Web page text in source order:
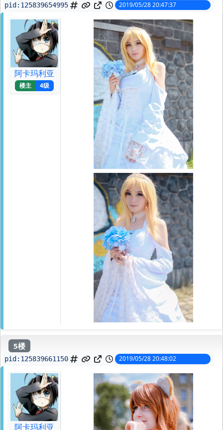
pid: 125839654995 2019/05/28 20:47:37
阿卡玛利亚
楼主 4级
5楼
pid: 125839661150 2019/05/28 20:48:02
阿卡玛利亚